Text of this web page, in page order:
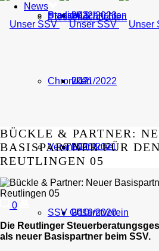
U13
U12
U11
U10
2022/2023
2021/2022
2020/2021
2019/2020
Stadion
Chroniken
Verantwortliche
SSV Gesamtverein
Pressenachrichten
News
Pressenachrichten
BÜCKLE & PARTNER:
BASISPARTNER FÜR
REUTLINGEN 05
0
Die Reutlinger
als neuer Basispartner beim SSV.